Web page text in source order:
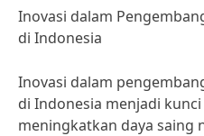
Inovasi dalam
di Indonesia
Inovasi dalam
di Indonesia menjadi
meningkatkan daya saing